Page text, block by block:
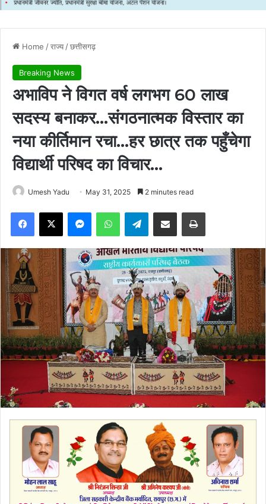
Home /राज्य /छत्तीसगढ़
Breaking News
अभाविप ने विगत वर्ष लगभग 60 लाख
सदस्य बनाकर…संगठनात्मक विस्तार का
नया कीर्तिमान रचा…हर छात्र तक पहुँचेगा
विद्यार्थी परिषद का विचार…
Umesh Yadu May 31, 2025 2 minutes read
Facebook
X MessengerWhatsAppTelegramShare via Email Print